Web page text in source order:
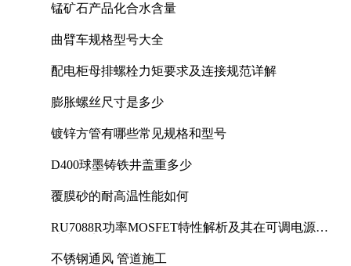
锰矿石产品化合水含量
曲臂车规格型号大全
配电柜母排螺栓力矩要求及连接规范详解
膨胀螺丝尺寸是多少
镀锌方管有哪些常见规格和型号
D400球墨铸铁井盖重多少
覆膜砂的耐高温性能如何
RU7088R功率MOSFET特性解析及其在可调电源设
不锈钢通风 管道施工